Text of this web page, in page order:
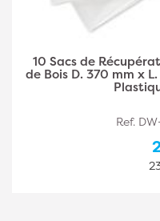
10 Sacs de
de Bois D. 500 mm x
en
Ref.